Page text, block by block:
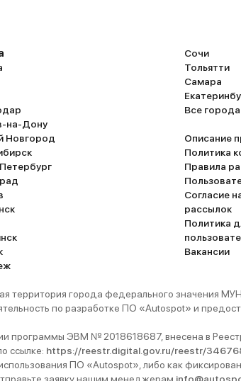
на-Дону
Новгород
Сочи
Тольятти
Самара
Все города
Описание
Политика
Правила
Согласие
рассылок
Политика
Вакансии
территория города федерального значения
по разработке ПО «Autospot» и
программы ЭВМ № 2018618687, внесена в
ссылке: https://reestr.digital.gov.ru/reestr/
ПО «Autospot», либо как